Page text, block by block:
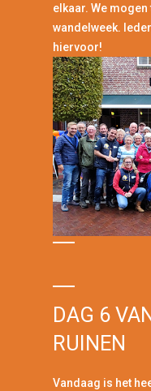
elkaar. We
wandelweek.
hiervoor!
DAG 6
RUINEN
Vandaag is het